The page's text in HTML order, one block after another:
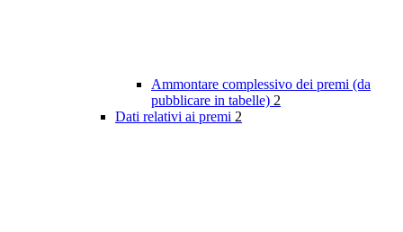
Ammontare complessivo dei premi (da
pubblicare in tabelle) 2
Dati relativi ai premi 2